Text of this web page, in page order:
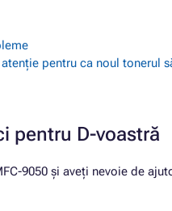
pentru ca noul tonerul
pentru D-voastră
9050 și aveți nevoie de